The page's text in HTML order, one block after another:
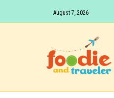
August 7, 2026